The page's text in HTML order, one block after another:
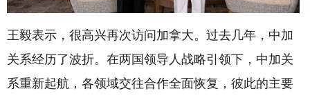
王毅表示，很高兴再次访问加拿大。过去几年，中加
关系经历了波折。在两国领导人战略引领下，中加关
系重新起航，各领域交往合作全面恢复，彼此的主要